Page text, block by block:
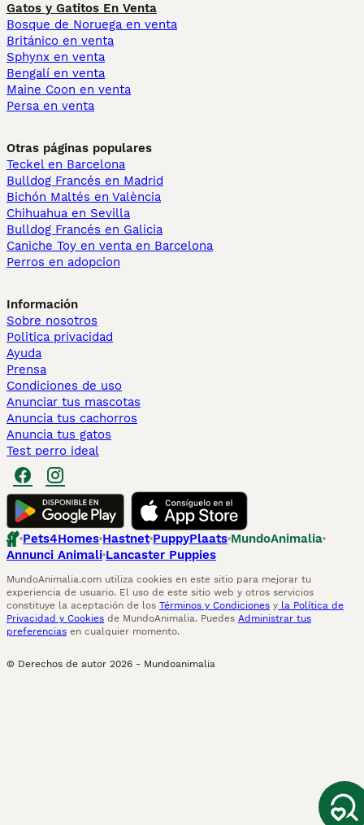
Gatos y Gatitos En Venta
Bosque de Noruega en venta
Británico en venta
Sphynx en venta
Bengalí en venta
Maine Coon en venta
Persa en venta
Otras páginas populares
Teckel en Barcelona
Bulldog Francés en Madrid
Bichón Maltés en València
Chihuahua en Sevilla
Bulldog Francés en Galicia
Caniche Toy en venta en Barcelona
Perros en adopcion
Información
Sobre nosotros
Politica privacidad
Ayuda
Prensa
Condiciones de uso
Anunciar tus mascotas
Anuncia tus cachorros
Anuncia tus gatos
Test perro ideal
Pets4Homes Hastnet PuppyPlaats MundoAnimalia
Annunci Animali Lancaster Puppies
MundoAnimalia.com utiliza cookies en este sitio para mejorar tu
experiencia de usuario. El uso de este sitio web y otros servicios
constituye la aceptación de los Términos y Condiciones y la Política de
Privacidad y Cookies de MundoAnimalia. Puedes Administrar tus
preferencias en cualquier momento.
© Derechos de autor 2026 - Mundoanimalia